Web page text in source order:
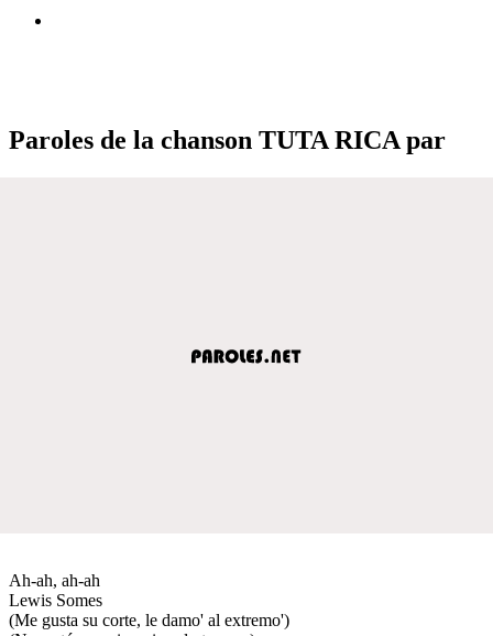
Paroles de la chanson TUTA RICA par
Ah-ah, ah-ah
Lewis Somes
(Me gusta su corte, le damo' al extremo')